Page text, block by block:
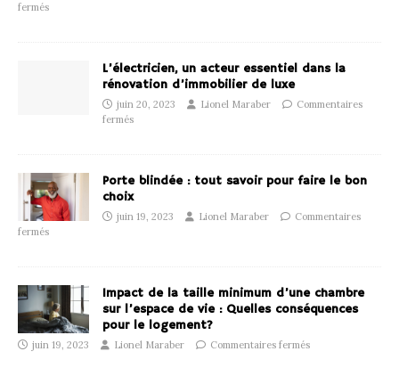
fermés
L’électricien, un acteur essentiel dans la
rénovation d’immobilier de luxe
juin 20, 2023 Lionel Maraber
Commentaires
fermés
Porte blindée : tout savoir pour faire le bon
choix
juin 19, 2023 Lionel Maraber
Commentaires
fermés
Impact de la taille minimum d’une chambre
sur l’espace de vie : Quelles conséquences
pour le logement?
juin 19, 2023 Lionel Maraber Commentaires fermés